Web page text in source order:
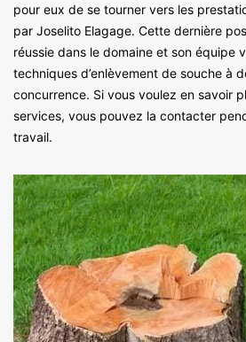
pour eux de se tourner vers les
par Joselito Elagage. Cette dernière
réussie dans le domaine et son équipe
techniques d’enlèvement de souche à
concurrence. Si vous voulez en savoir
services, vous pouvez la contacter
travail.